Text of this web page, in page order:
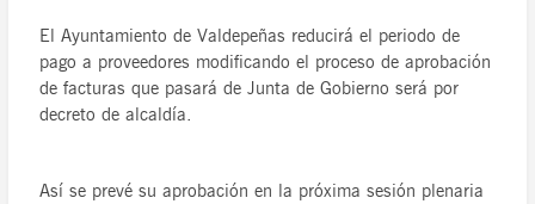
El Ayuntamiento de Valdepeñas reducirá el periodo de
pago a proveedores modificando el proceso de aprobación
de facturas que pasará de Junta de Gobierno será por
decreto de alcaldía.
Así se prevé su aprobación en la próxima sesión plenaria